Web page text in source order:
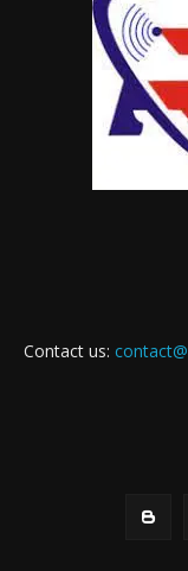
Contact us: